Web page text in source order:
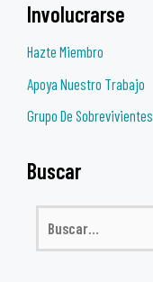
Involucrarse
Hazte Miembro
Apoya Nuestro Trabajo
Grupo De Sobrevivientes
Buscar